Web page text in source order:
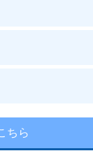
ちら